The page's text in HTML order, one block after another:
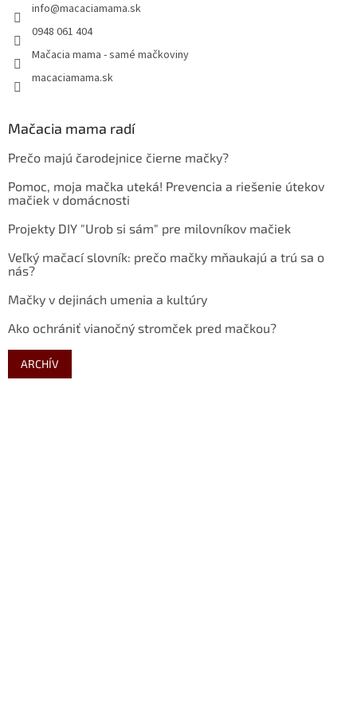
info@macaciamama.sk
0948 061 404
Mačacia mama - samé mačkoviny
macaciamama.sk
Mačacia mama radí
Prečo majú čarodejnice čierne mačky?
Pomoc, moja mačka uteká! Prevencia a riešenie útekov
mačiek v domácnosti
Projekty DIY "Urob si sám" pre milovníkov mačiek
Veľký mačací slovník: prečo mačky mňaukajú a trú sa o
nás?
Mačky v dejinách umenia a kultúry
Ako ochrániť vianočný stromček pred mačkou?
ARCHÍV